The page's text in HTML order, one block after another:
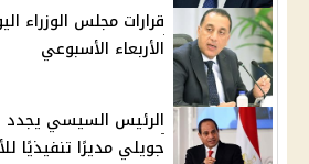
قرارات مجلس الوزراء
الأربعاء الأسبوعي
الرئيس السيسي يجدد
جويلي مديرًا تنفيذيًا